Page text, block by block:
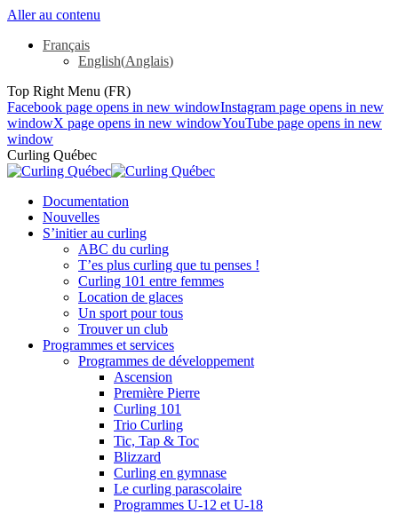
Aller au contenu
Français
English(Anglais)
Top Right Menu (FR)
Facebook page opens in new windowInstagram page opens in new
windowX page opens in new windowYouTube page opens in new
window
Curling Québec
Documentation
Nouvelles
S’initier au curling
ABC du curling
T’es plus curling que tu penses !
Curling 101 entre femmes
Location de glaces
Un sport pour tous
Trouver un club
Programmes et services
Programmes de développement
Ascension
Première Pierre
Curling 101
Trio Curling
Tic, Tap & Toc
Blizzard
Curling en gymnase
Le curling parascolaire
Programmes U-12 et U-18